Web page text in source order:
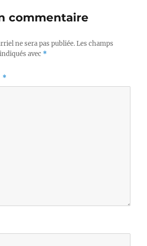
commentaire
ne sera pas publiée. Les champs
avec *
*